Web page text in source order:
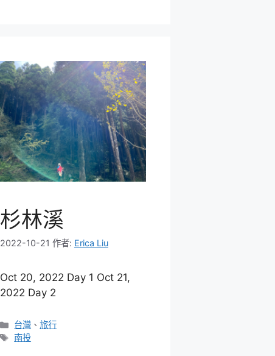
杉林溪
2022-10-21 作者: Erica Liu
Oct 20, 2022 Day 1 Oct 21,
2022 Day 2
分
類
台灣 、旅行
標
南投